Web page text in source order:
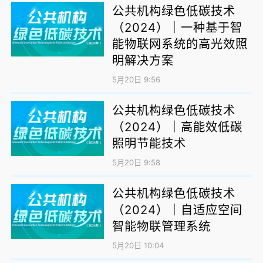
公共机构绿色低碳技术
（2024）｜一种基于智
能物联网系统的高光效照
明解决方案
5月20日 9:56
公共机构绿色低碳技术
（2024）｜高能效低碳
照明节能技术
5月20日 9:58
公共机构绿色低碳技术
（2024）｜自适应空间
智能物联管理系统
5月20日 10:04